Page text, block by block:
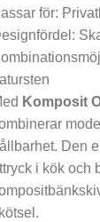
för:
Komposit
Den
i kök och